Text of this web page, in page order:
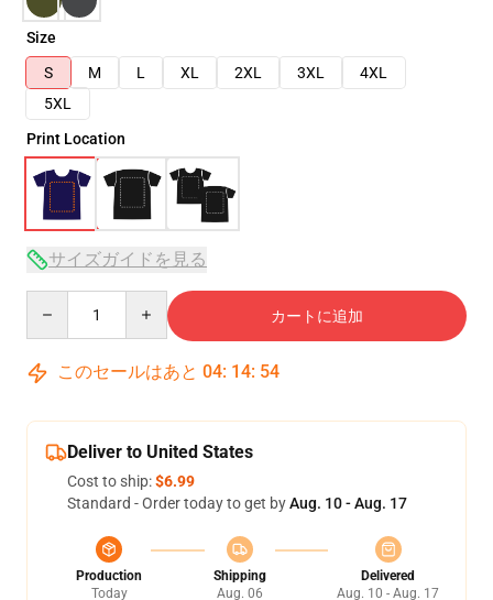
Size
S
M L XL 2XL 3XL
4XL
5XL
Print Location
サイズガイドを見る
カートに追加
このセールはあと 04: 14: 54
Deliver to United States
Cost to ship:$6.99
Standard - Order today to get byAug. 10 - Aug. 17
Production
Today
Shipping
Aug. 06
Delivered
Aug. 10 - Aug. 17